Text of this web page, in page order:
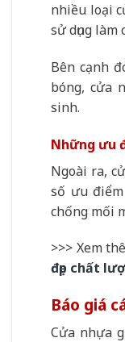
nhiều loại
sử dụng
Bên cạnh
bóng, cửa
sinh.
Những ưu
Ngoài ra,
số ưu
chống mối
>>> Xem
đẹp chất
Báo giá
Cửa nhựa